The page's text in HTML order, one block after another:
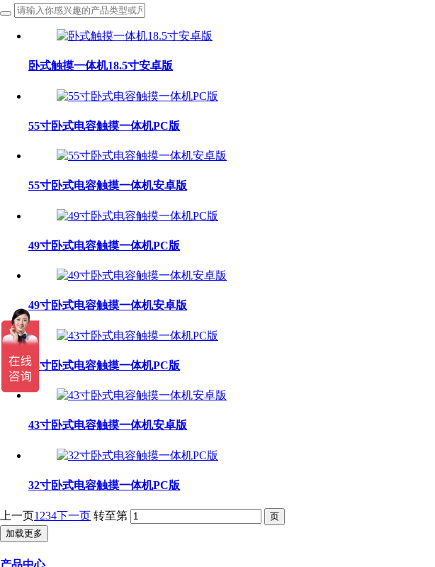
卧式触摸一体机18.5寸安卓版
55寸卧式电容触摸一体机PC版
55寸卧式电容触摸一体机安卓版
49寸卧式电容触摸一体机PC版
49寸卧式电容触摸一体机安卓版
43寸卧式电容触摸一体机PC版
43寸卧式电容触摸一体机安卓版
32寸卧式电容触摸一体机PC版
上一页1 234下一页 转至第
加载更多
产品中心